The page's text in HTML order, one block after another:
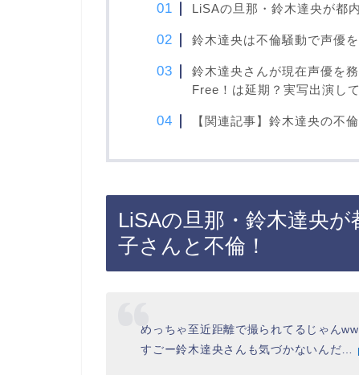
LiSAの旦那・鈴木達央が都
鈴木達央は不倫騒動で声優
鈴木達央さんが現在声優を
Free！は延期？実写出演し
【関連記事】鈴木達央の不
LiSAの旦那・鈴木達央
子さんと不倫！
めっちゃ至近距離で撮られてるじゃん
すごー鈴木達央さんも気づかないんだ…